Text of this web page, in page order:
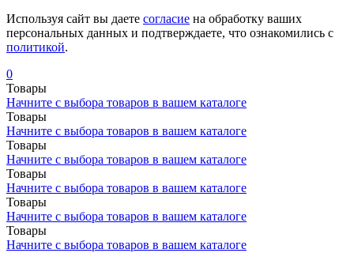
Используя сайт вы даете согласие на обработку ваших
персональных данных и подтверждаете, что ознакомились с
политикой.
0
Товары
Начните с выбора товаров в вашем каталоге
Товары
Начните с выбора товаров в вашем каталоге
Товары
Начните с выбора товаров в вашем каталоге
Товары
Начните с выбора товаров в вашем каталоге
Товары
Начните с выбора товаров в вашем каталоге
Товары
Начните с выбора товаров в вашем каталоге